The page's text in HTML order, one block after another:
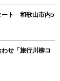
ート 和歌山市内5
せ「旅行川柳コ